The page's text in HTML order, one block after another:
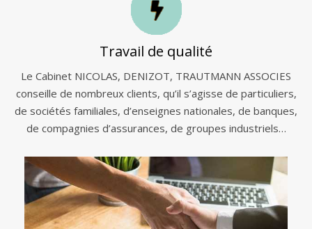
Travail de qualité
Le Cabinet NICOLAS, DENIZOT, TRAUTMANN ASSOCIES
conseille de nombreux clients, qu’il s’agisse de particuliers,
de sociétés familiales, d’enseignes nationales, de banques,
de compagnies d’assurances, de groupes industriels…